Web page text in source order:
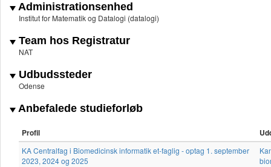
Administrationsenhed
Institut for Matematik og Datalogi (datalogi)
Team hos Registratur
NAT
Udbudssteder
Odense
Anbefalede studieforløb
Profil
KA Centralfag i Biomedicinsk informatik et-faglig - optag 1. september
2023, 2024 og 2025